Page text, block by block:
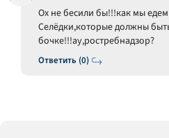
Ответить (0)
Ох не бесили бы!!!как мы
Селёдки,которые должны
бочке!!!ау,ростребнадзор?